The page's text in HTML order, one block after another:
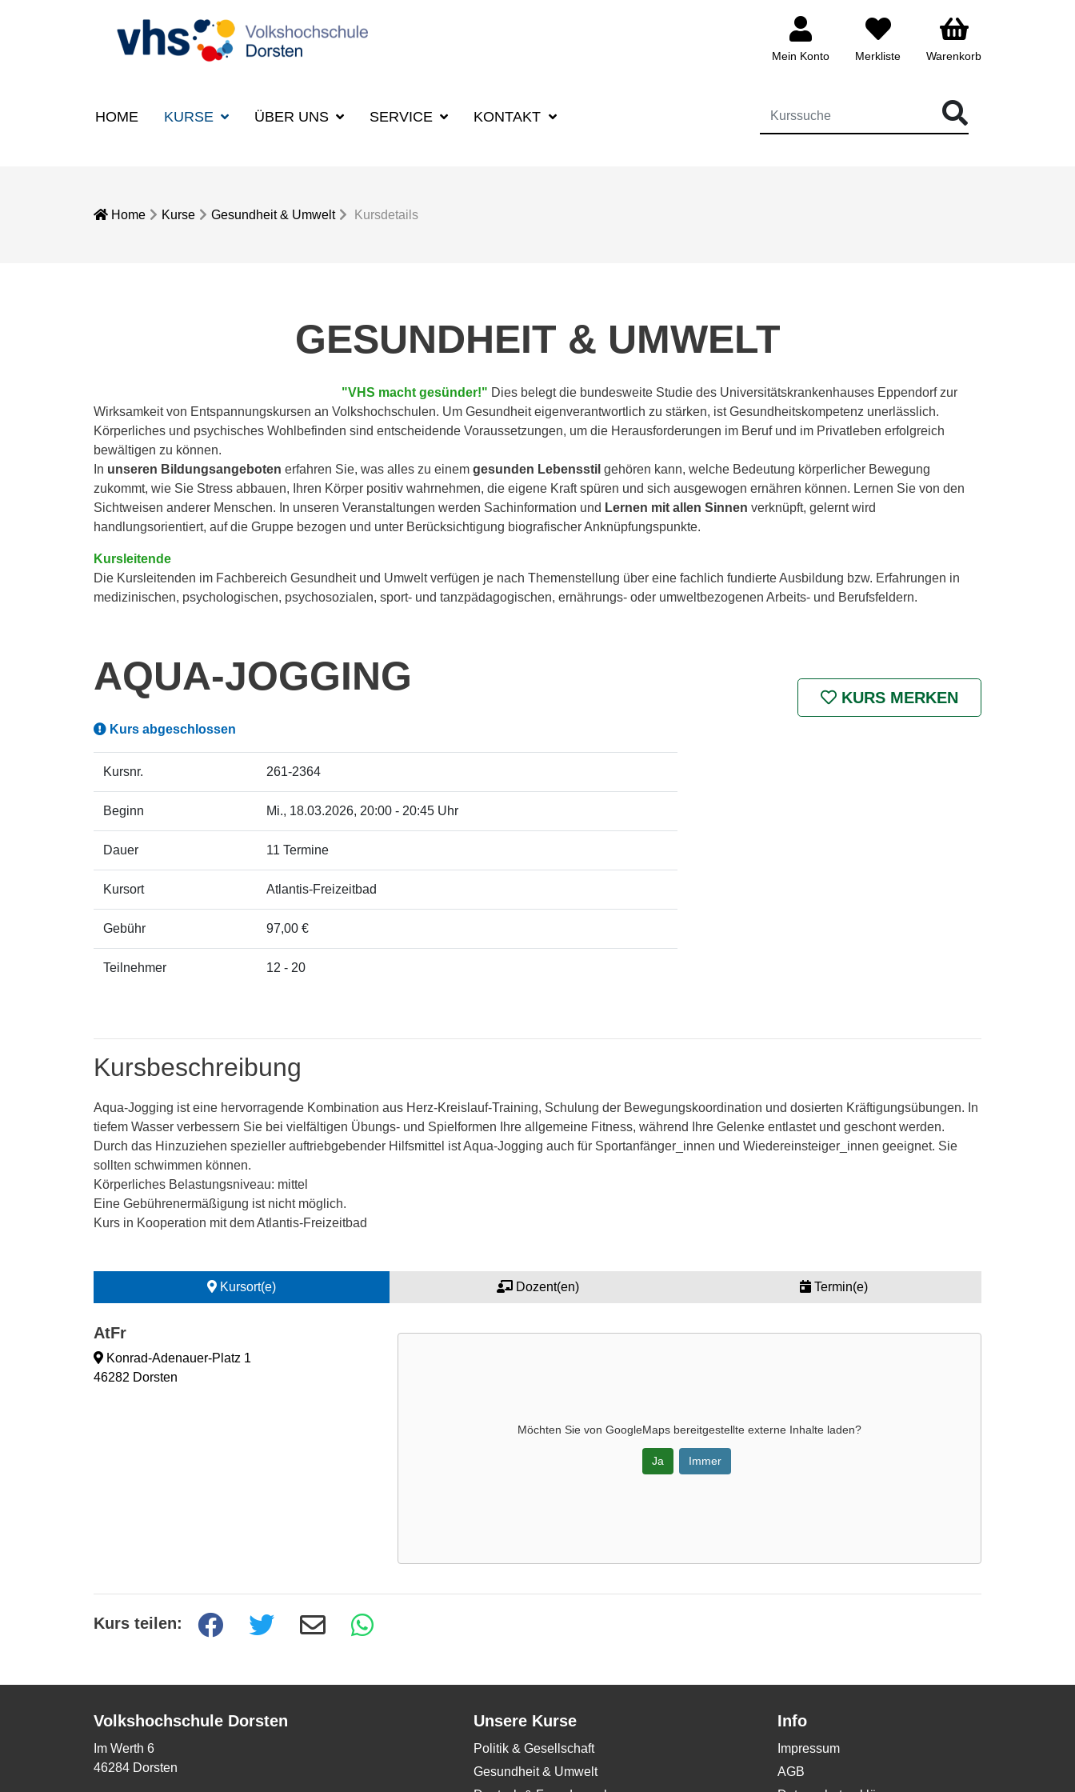
Mein Konto Merkliste Warenkorb
HOME KURSE ÜBER UNS SERVICE KONTAKT
Home Kurse Gesundheit & Umwelt Kursdetails
GESUNDHEIT & UMWELT
"VHS macht gesünder!" Dies belegt die bundesweite Studie des Universitätskrankenhauses Eppendorf zur
Wirksamkeit von Entspannungskursen an Volkshochschulen. Um Gesundheit eigenverantwortlich zu stärken, ist Gesundheitskompetenz unerlässlich.
Körperliches und psychisches Wohlbefinden sind entscheidende Voraussetzungen, um die Herausforderungen im Beruf und im Privatleben erfolgreich
bewältigen zu können.
In unseren Bildungsangeboten erfahren Sie, was alles zu einem gesunden Lebensstil gehören kann, welche Bedeutung körperlicher Bewegung
zukommt, wie Sie Stress abbauen, Ihren Körper positiv wahrnehmen, die eigene Kraft spüren und sich ausgewogen ernähren können. Lernen Sie von den
Sichtweisen anderer Menschen. In unseren Veranstaltungen werden Sachinformation und Lernen mit allen Sinnen verknüpft, gelernt wird
handlungsorientiert, auf die Gruppe bezogen und unter Berücksichtigung biografischer Anknüpfungspunkte.
Kursleitende
Die Kursleitenden im Fachbereich Gesundheit und Umwelt verfügen je nach Themenstellung über eine fachlich fundierte Ausbildung bzw. Erfahrungen in
medizinischen, psychologischen, psychosozialen, sport- und tanzpädagogischen, ernährungs- oder umweltbezogenen Arbeits- und Berufsfeldern.
AQUA-JOGGING
Kurs abgeschlossen
Kursnr. 261-2364
Beginn Mi., 18.03.2026, 20:00 - 20:45 Uhr
Dauer 11 Termine
Kursort Atlantis-Freizeitbad
Gebühr 97,00 €
Teilnehmer 12 - 20
KURS MERKEN
Kursbeschreibung
Aqua-Jogging ist eine hervorragende Kombination aus Herz-Kreislauf-Training, Schulung der Bewegungskoordination und dosierten Kräftigungsübungen. In
tiefem Wasser verbessern Sie bei vielfältigen Übungs- und Spielformen Ihre allgemeine Fitness, während Ihre Gelenke entlastet und geschont werden.
Durch das Hinzuziehen spezieller auftriebgebender Hilfsmittel ist Aqua-Jogging auch für Sportanfänger_innen und Wiedereinsteiger_innen geeignet. Sie
sollten schwimmen können.
Körperliches Belastungsniveau: mittel
Eine Gebührenermäßigung ist nicht möglich.
Kurs in Kooperation mit dem Atlantis-Freizeitbad
Kursort(e) Dozent(en) Termin(e)
AtFr
Konrad-Adenauer-Platz 1
46282 Dorsten
Möchten Sie von GoogleMaps bereitgestellte externe Inhalte laden?
Ja Immer
Kurs teilen:
Volkshochschule Dorsten
Im Werth 6
46284 Dorsten
Unsere Kurse
Politik & Gesellschaft
Gesundheit & Umwelt
Info
Impressum
AGB